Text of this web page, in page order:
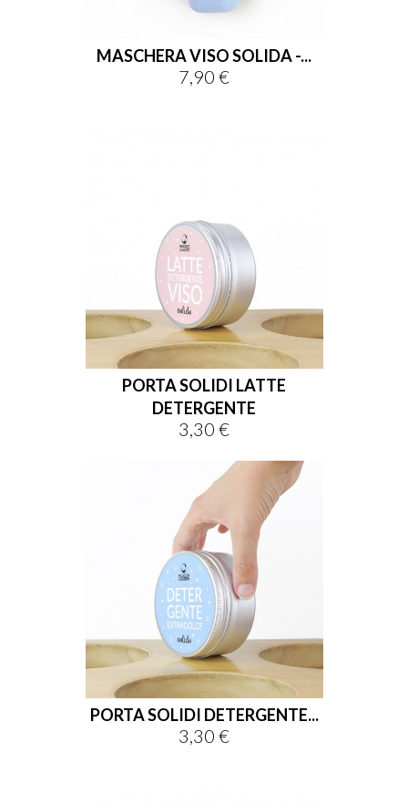
MASCHERA VISO SOLIDA -...
Prix
7,90 €
PORTA SOLIDI LATTE
DETERGENTE
Prix
3,30 €
PORTA SOLIDI DETERGENTE...
Prix
3,30 €